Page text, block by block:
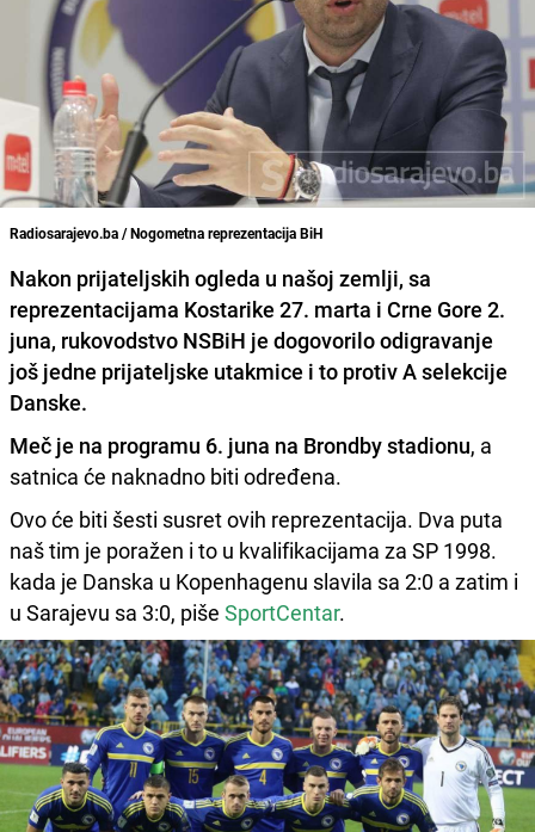
Radiosarajevo.ba / Nogometna reprezentacija BiH
Nakon prijateljskih ogleda u našoj zemlji, sa
reprezentacijama Kostarike 27. marta i Crne Gore 2.
juna, rukovodstvo NSBiH je dogovorilo odigravanje
još jedne prijateljske utakmice i to protiv A selekcije
Danske.
Meč je na programu 6. juna na Brondby stadionu, a
satnica će naknadno biti određena.
Ovo će biti šesti susret ovih reprezentacija. Dva puta
naš tim je poražen i to u kvalifikacijama za SP 1998.
kada je Danska u Kopenhagenu slavila sa 2:0 a zatim i
u Sarajevu sa 3:0, piše SportCentar.